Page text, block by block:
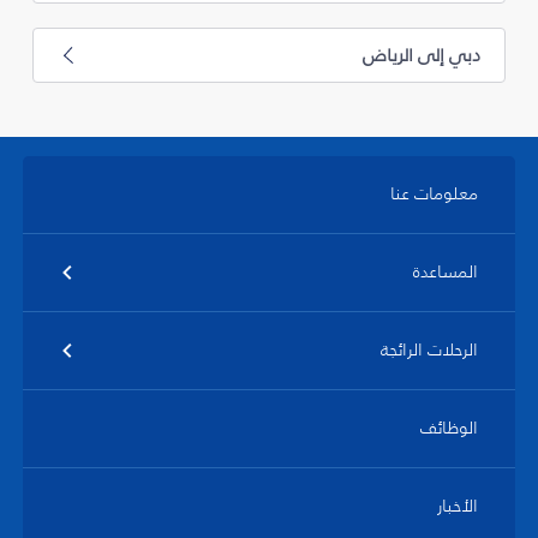
دبي إلى الرياض
معلومات عنا
المساعدة
الرحلات الرائجة
الوظائف
الأخبار